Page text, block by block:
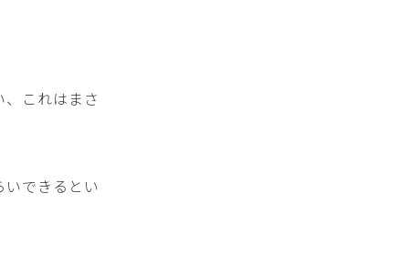
これはまさ
できるとい